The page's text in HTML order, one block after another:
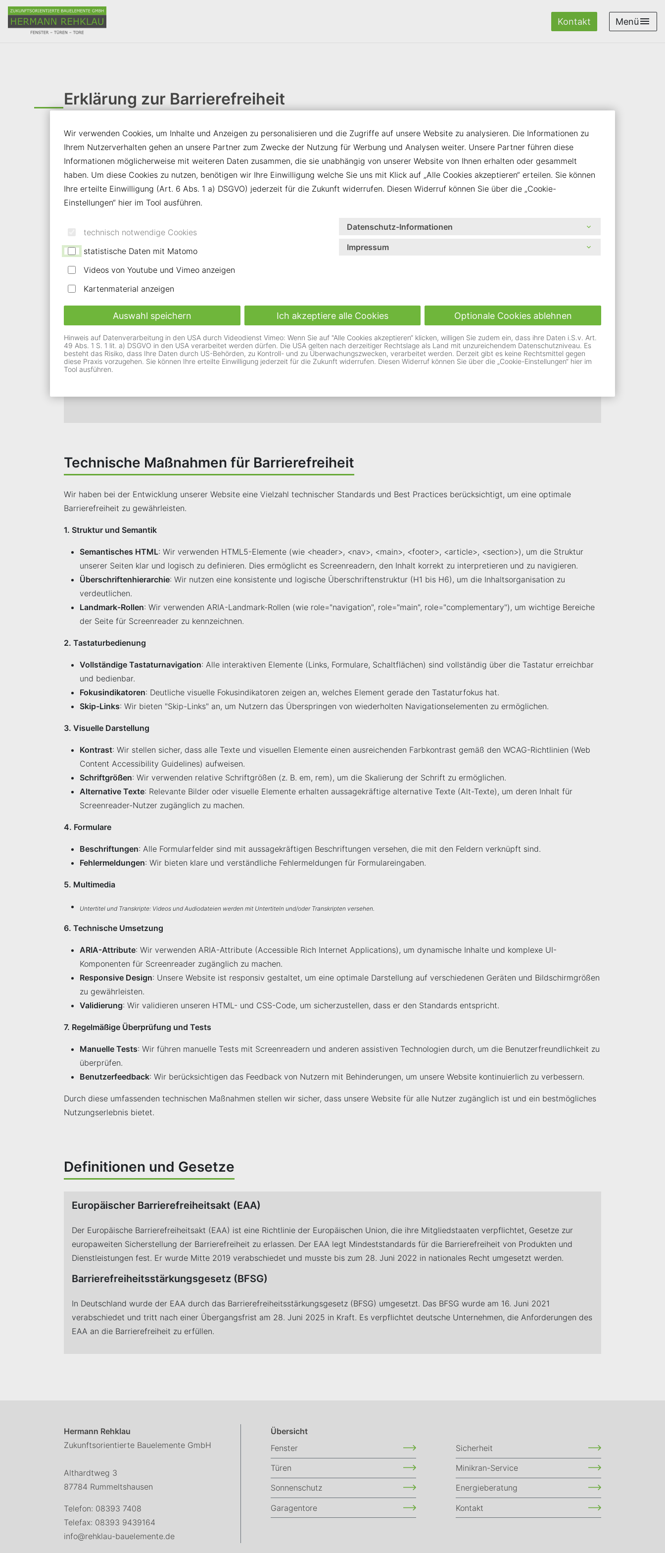
Inhalt der Seite anspringen
Informationen und Einstellungen zur Barrierefreiheit
Kontakt Menü
Erklärung zur Barrierefreiheit
Diese Erklärung informiert Sie über unsere Bemühungen, Barrierefreiheit zu gewährleisten, und weist auf Bereiche unserer Website hin, die
möglicherweise noch nicht vollständig barrierefrei sind. Wir arbeiten kontinuierlich daran, unsere Website und Dienstleistungen barrierefrei zu
gestalten, um allen Nutzern eine gleichberechtigte Teilhabe zu ermöglichen. Dabei orientieren wir uns an den Vorgaben desEuropäischen
Barrierefreiheitsaktsund des Barrierefreiheitsstärkungsgesetzes.
Funktionen
Mit diesen Funktionen können Sie zum Beispiel den Kontrast umschalten, oder die Schriftgröße verändern:
Kontrast
Mit dieser Funktion können Sie manuell den Kontrast umschalten.
Ihre Einstellung wird als Cookie auf Ihrem Gerät gespeichert.
Schriftgröße
Mit dieser Funktion können Sie manuell die Schriftgröße verändern.
Ihre Einstellung wird als Cookie auf Ihrem Gerät gespeichert.
Technische Maßnahmen für Barrierefreiheit
Wir haben bei der Entwicklung unserer Website eine Vielzahl technischer Standards und Best Practices berücksichtigt, um eine optimale
Barrierefreiheit zu gewährleisten.
1. Struktur und Semantik
Semantisches HTML: Wir verwenden HTML5-Elemente (wie <header>, <nav>, <main>, <footer>, <article>, <section>), um die Struktur
unserer Seiten klar und logisch zu definieren. Dies ermöglicht es Screenreadern, den Inhalt korrekt zu interpretieren und zu navigieren.
Überschriftenhierarchie: Wir nutzen eine konsistente und logische Überschriftenstruktur (H1 bis H6), um die Inhaltsorganisation zu
verdeutlichen.
Landmark-Rollen: Wir verwenden ARIA-Landmark-Rollen (wie role="navigation", role="main", role="complementary"), um wichtige Bereiche
der Seite für Screenreader zu kennzeichnen.
2. Tastaturbedienung
Vollständige Tastaturnavigation: Alle interaktiven Elemente (Links, Formulare, Schaltflächen) sind vollständig über die Tastatur erreichbar
und bedienbar.
Fokusindikatoren: Deutliche visuelle Fokusindikatoren zeigen an, welches Element gerade den Tastaturfokus hat.
Skip-Links: Wir bieten "Skip-Links" an, um Nutzern das Überspringen von wiederholten Navigationselementen zu ermöglichen.
3. Visuelle Darstellung
Kontrast: Wir stellen sicher, dass alle Texte und visuellen Elemente einen ausreichenden Farbkontrast gemäß den WCAG-Richtlinien (Web
Content Accessibility Guidelines) aufweisen.
Schriftgrößen: Wir verwenden relative Schriftgrößen (z. B. em, rem), um die Skalierung der Schrift zu ermöglichen.
Alternative Texte: Relevante Bilder oder visuelle Elemente erhalten aussagekräftige alternative Texte (Alt-Texte), um deren Inhalt für
Screenreader-Nutzer zugänglich zu machen.
4. Formulare
Beschriftungen: Alle Formularfelder sind mit aussagekräftigen Beschriftungen versehen, die mit den Feldern verknüpft sind.
Fehlermeldungen: Wir bieten klare und verständliche Fehlermeldungen für Formulareingaben.
5. Multimedia
Untertitel und Transkripte: Videos und Audiodateien werden mit Untertiteln und/oder Transkripten versehen.
6. Technische Umsetzung
ARIA-Attribute: Wir verwenden ARIA-Attribute (Accessible Rich Internet Applications), um dynamische Inhalte und komplexe UI-
Komponenten für Screenreader zugänglich zu machen.
Responsive Design: Unsere Website ist responsiv gestaltet, um eine optimale Darstellung auf verschiedenen Geräten und Bildschirmgrößen
zu gewährleisten.
Validierung: Wir validieren unseren HTML- und CSS-Code, um sicherzustellen, dass er den Standards entspricht.
7. Regelmäßige Überprüfung und Tests
Manuelle Tests: Wir führen manuelle Tests mit Screenreadern und anderen assistiven Technologien durch, um die Benutzerfreundlichkeit zu
überprüfen.
Benutzerfeedback: Wir berücksichtigen das Feedback von Nutzern mit Behinderungen, um unsere Website kontinuierlich zu verbessern.
Durch diese umfassenden technischen Maßnahmen stellen wir sicher, dass unsere Website für alle Nutzer zugänglich ist und ein bestmögliches
Nutzungserlebnis bietet.
Definitionen und Gesetze
Europäischer Barrierefreiheitsakt (EAA)
Der Europäische Barrierefreiheitsakt (EAA) ist eine Richtlinie der Europäischen Union, die ihre Mitgliedstaaten verpflichtet, Gesetze zur
europaweiten Sicherstellung der Barrierefreiheit zu erlassen. Der EAA legt Mindeststandards für die Barrierefreiheit von Produkten und
Dienstleistungen fest. Er wurde Mitte 2019 verabschiedet und musste bis zum 28. Juni 2022 in nationales Recht umgesetzt werden.
Barrierefreiheitsstärkungsgesetz (BFSG)
In Deutschland wurde der EAA durch das Barrierefreiheitsstärkungsgesetz (BFSG) umgesetzt. Das BFSG wurde am 16. Juni 2021
verabschiedet und tritt nach einer Übergangsfrist am 28. Juni 2025 in Kraft. Es verpflichtet deutsche Unternehmen, die Anforderungen des
EAA an die Barrierefreiheit zu erfüllen.
Wir verwenden Cookies, um Inhalte und Anzeigen zu personalisieren und die Zugriffe auf unsere Website zu analysieren. Die Informationen zu
Ihrem Nutzerverhalten gehen an unsere Partner zum Zwecke der Nutzung für Werbung und Analysen weiter. Unsere Partner führen diese
Informationen möglicherweise mit weiteren Daten zusammen, die sie unabhängig von unserer Website von Ihnen erhalten oder gesammelt
haben. Um diese Cookies zu nutzen, benötigen wir Ihre Einwilligung welche Sie uns mit Klick auf „Alle Cookies akzeptieren“ erteilen. Sie können
Ihre erteilte Einwilligung (Art. 6 Abs. 1 a) DSGVO) jederzeit für die Zukunft widerrufen. Diesen Widerruf können Sie über die „Cookie-
Einstellungen“ hier im Tool ausführen.
technisch notwendige Cookies
statistische Daten mit Matomo
Videos von Youtube und Vimeo anzeigen
Kartenmaterial anzeigen
Datenschutz-Informationen
Impressum
Auswahl speichern Ich akzeptiere alle Cookies Optionale Cookies ablehnen
Hinweis auf Datenverarbeitung in den USA durch Videodienst Vimeo: Wenn Sie auf "Alle Cookies akzeptieren“ klicken, willigen Sie zudem ein, dass ihre Daten i.S.v. Art.
49 Abs. 1 S. 1 lit. a) DSGVO in den USA verarbeitet werden dürfen. Die USA gelten nach derzeitiger Rechtslage als Land mit unzureichendem Datenschutzniveau. Es
besteht das Risiko, dass Ihre Daten durch US-Behörden, zu Kontroll- und zu Überwachungszwecken, verarbeitet werden. Derzeit gibt es keine Rechtsmittel gegen
diese Praxis vorzugehen. Sie können Ihre erteilte Einwilligung jederzeit für die Zukunft widerrufen. Diesen Widerruf können Sie über die „Cookie-Einstellungen“ hier im
Tool ausführen.
Hermann Rehklau
Zukunftsorientierte Bauelemente GmbH
Althardtweg 3
87784 Rummeltshausen
Telefon: 08393 7408
Telefax: 08393 9439164
info@rehklau-bauelemente.de
Übersicht
Fenster
Türen
Sonnenschutz
Garagentore
Sicherheit
Minikran-Service
Energieberatung
Kontakt